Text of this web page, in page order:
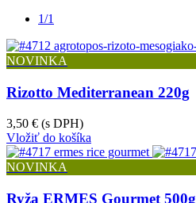
1/1
NOVINKA
Rizotto Mediterranean 220g
3,50 € (s DPH)
Vložiť do košíka
NOVINKA
Ryža ERMES Gourmet 500g